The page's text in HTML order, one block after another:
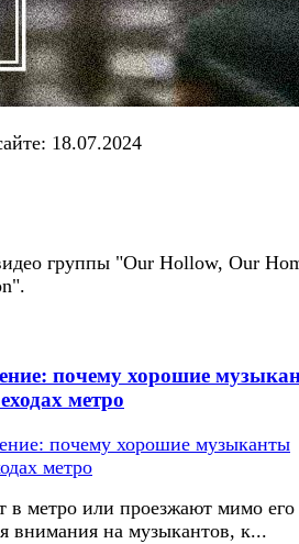
18.07.2024
группы "Our Hollow, Our
почему хорошие
метро
в метро или проезжают мимо его
внимания на музыкантов, к...